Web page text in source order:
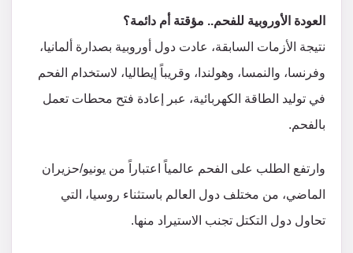
العودة الأوروبية للفحم.. مؤقتة أم دائمة؟
نتيجة الأزمات السابقة، عادت دول أوروبية بصدارة ألمانيا،
وفرنسا، والنمسا، وهولندا، وقريباً إيطاليا، لاستخدام الفحم
في توليد الطاقة الكهربائية، عبر إعادة فتح محطات تعمل
بالفحم.
وارتفع الطلب على الفحم عالمياً اعتباراً من يونيو/حزيران
الماضي، من مختلف دول العالم باستثناء روسيا، التي
تحاول دول التكتل تجنب الاستيراد منها.